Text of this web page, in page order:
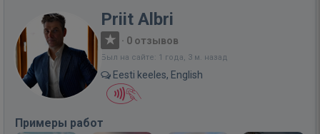
Priit Albri
· 0 отзывов
Был на сайте: 1 года, 3 м. назад
Eesti keeles, English
Примеры работ